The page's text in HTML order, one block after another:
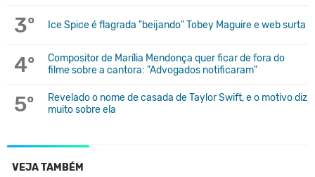
3º Ice Spice é flagrada "beijando" Tobey Maguire e web surta
4º
Compositor de Marília Mendonça quer ficar de fora do
filme sobre a cantora: "Advogados notificaram"
5º
Revelado o nome de casada de Taylor Swift, e o motivo diz
muito sobre ela
VEJA TAMBÉM